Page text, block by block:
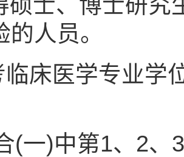
人员。
临床医学专业学
(一)中第1、2、